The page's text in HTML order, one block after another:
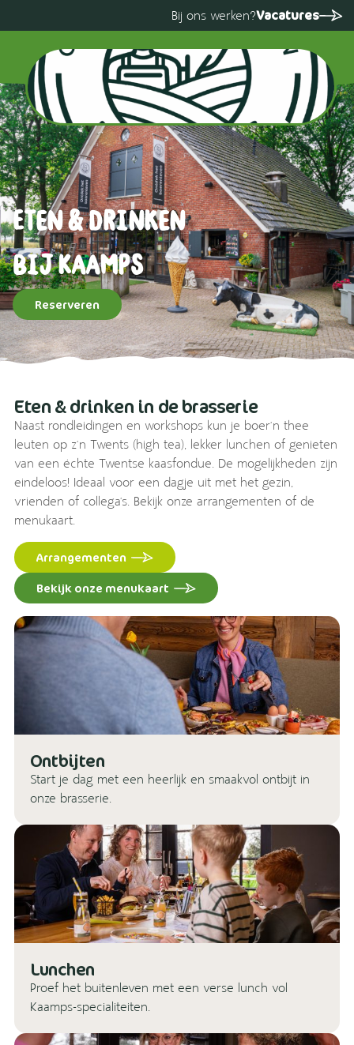
Bij ons werken?Vacatures
Eten & drinken
bij Kaamps
Reserveren
Eten & drinken in de brasserie
Naast rondleidingen en workshops kun je boer’n thee
leuten op z’n Twents (high tea), lekker lunchen of genieten
van een échte Twentse kaasfondue. De mogelijkheden zijn
eindeloos! Ideaal voor een dagje uit met het gezin,
vrienden of collega’s. Bekijk onze arrangementen of de
menukaart.
Arrangementen
Bekijk onze menukaart
Ontbijten
Start je dag met een heerlijk en smaakvol ontbijt in
onze brasserie.
Lunchen
Proef het buitenleven met een verse lunch vol
Kaamps-specialiteiten.